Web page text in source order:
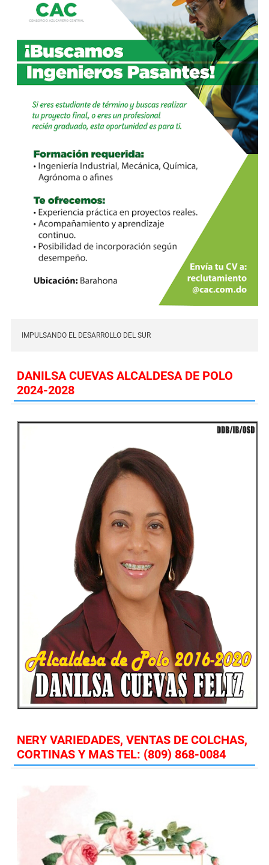
IMPULSANDO EL DESARROLLO DEL SUR
DANILSA CUEVAS ALCALDESA DE POLO
2024-2028
NERY VARIEDADES, VENTAS DE COLCHAS,
CORTINAS Y MAS TEL: (809) 868-0084